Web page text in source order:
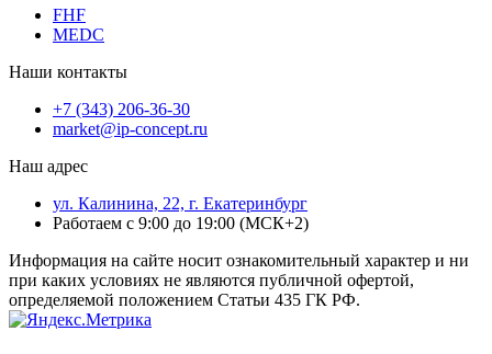
FHF
MEDC
Наши контакты
+7 (343) 206-36-30
market@ip-concept.ru
Наш адрес
ул. Калинина, 22, г. Екатеринбург
Работаем с 9:00 до 19:00 (МСК+2)
Информация на сайте носит ознакомительный характер и ни
при каких условиях не являются публичной офертой,
определяемой положением Статьи 435 ГК РФ.